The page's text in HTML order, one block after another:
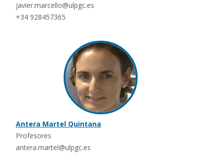
javier.marcello@ulpgc.es
+34 928457365
Antera Martel Quintana
Profesores
antera.martel@ulpgc.es